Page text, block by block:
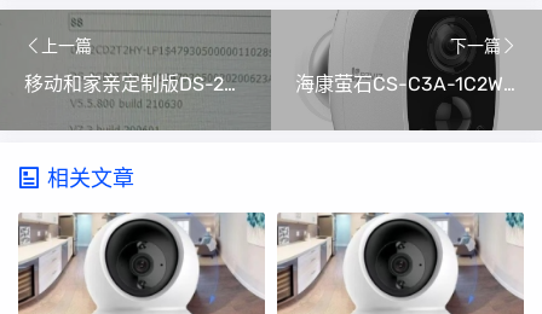
上一篇
移动和家亲定制版DS-2CD2T2HY-LP1刷海康升级固件
下一篇
海康萤石CS-C3A-1C2WPMFBR摄像头编程器固件
相关文章